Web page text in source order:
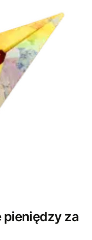
pieniędzy za